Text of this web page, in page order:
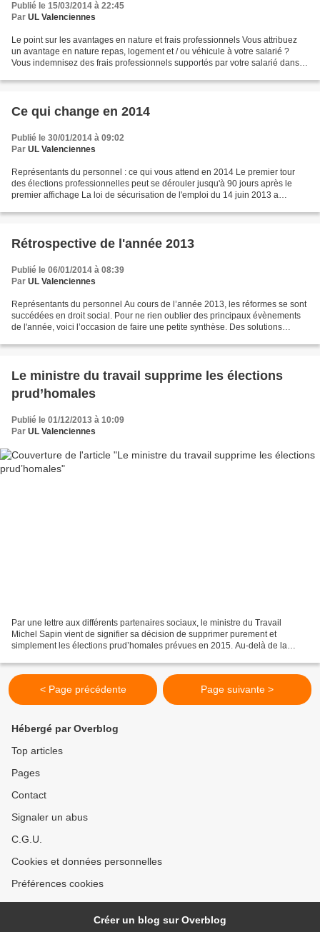
Publié le 15/03/2014 à 22:45
Par UL Valenciennes
Le point sur les avantages en nature et frais professionnels Vous attribuez
un avantage en nature repas, logement et / ou véhicule à votre salarié ?
Vous indemnisez des frais professionnels supportés par votre salarié dans le
Ce qui change en 2014
Publié le 30/01/2014 à 09:02
Par UL Valenciennes
Représentants du personnel : ce qui vous attend en 2014 Le premier tour
des élections professionnelles peut se dérouler jusqu'à 90 jours après le
premier affichage La loi de sécurisation de l'emploi du 14 juin 2013 a
Rétrospective de l'année 2013
Publié le 06/01/2014 à 08:39
Par UL Valenciennes
Représentants du personnel Au cours de l’année 2013, les réformes se sont
succédées en droit social. Pour ne rien oublier des principaux évènements
de l'année, voici l’occasion de faire une petite synthèse. Des solutions
Le ministre du travail supprime les élections
prud’homales
Publié le 01/12/2013 à 10:09
Par UL Valenciennes
Par une lettre aux différents partenaires sociaux, le ministre du Travail
Michel Sapin vient de signifier sa décision de supprimer purement et
simplement les élections prud’homales prévues en 2015. Au-delà de la
< Page précédente Page suivante >
Hébergé par Overblog
Top articles
Pages
Contact
Signaler un abus
C.G.U.
Cookies et données personnelles
Préférences cookies
Créer un blog sur Overblog